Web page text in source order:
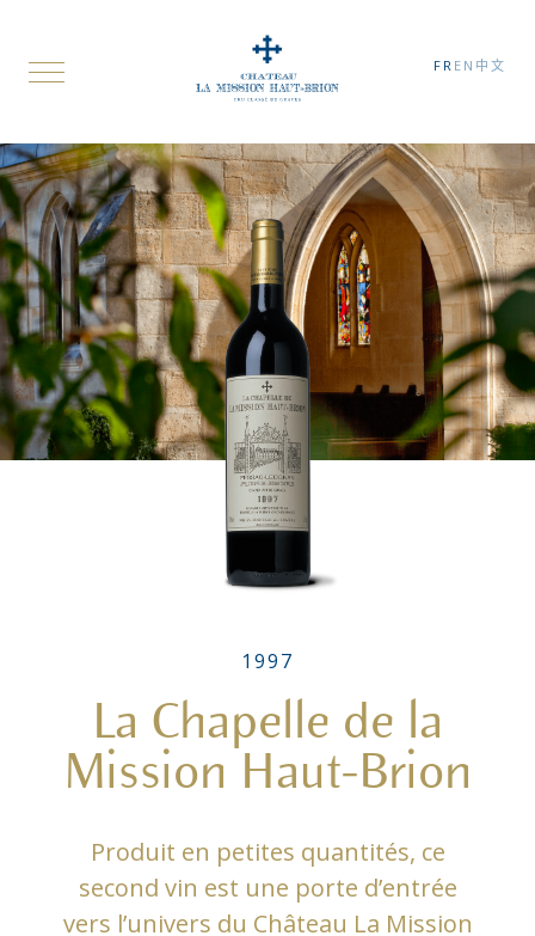
FR EN 中文
1997
La Chapelle de la
Mission Haut-Brion
Produit en petites quantités, ce
second vin est une porte d’entrée
vers l’univers du Château La Mission